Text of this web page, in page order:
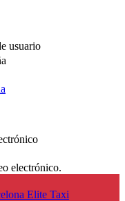
usuario
electrónico.
Elite Taxi